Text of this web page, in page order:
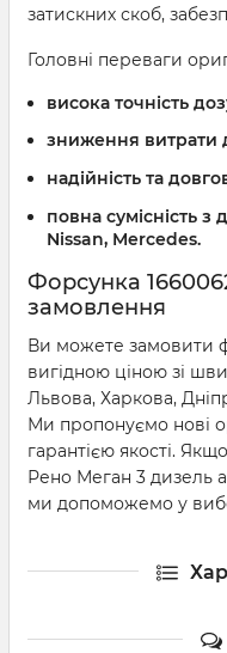
затискних скоб,
Головні переваги
висока точність
зниження витрати
надійність та
повна сумісність
Nissan, Mercedes.
Форсунка
замовлення
Ви можете замовити
вигідною ціною зі
Львова, Харкова,
Ми пропонуємо нові
гарантією якості.
Рено Меган 3 дизель
ми допоможемо у